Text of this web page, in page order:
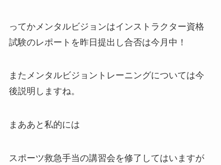
ってかメンタルビジョンはインストラクター資格
試験のレポートを昨日提出し合否は今月中！
またメンタルビジョントレーニングについては今
後説明しますね。
まああと私的には
スポーツ救急手当の講習会を修了してはいますが